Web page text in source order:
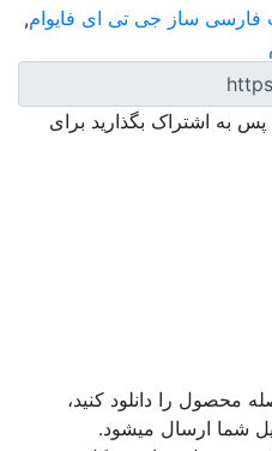
ساز جی تی ای فایوام,
به اشتراک بگذارید برای
محصول را دانلود کنید،
شما ارسال میشود.